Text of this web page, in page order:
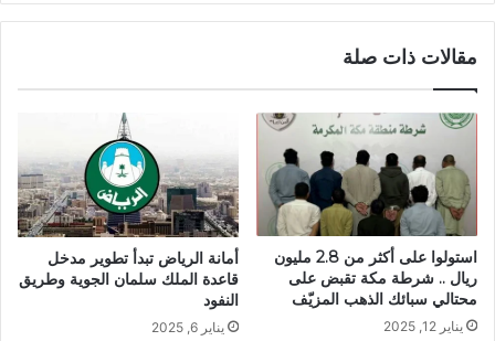
مقالات ذات صلة
استولوا على أكثر من 2.8 مليون
ريال .. شرطة مكة تقبض على
محتالي سبائك الذهب المزيّف
يناير 12, 2025
أمانة الرياض تبدأ تطوير مدخل
قاعدة الملك سلمان الجوية وطريق
النفود
يناير 6, 2025